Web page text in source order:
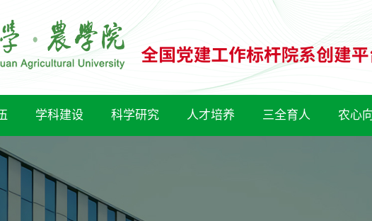
学科建设 科学研究 人才培养 三全育人 农心